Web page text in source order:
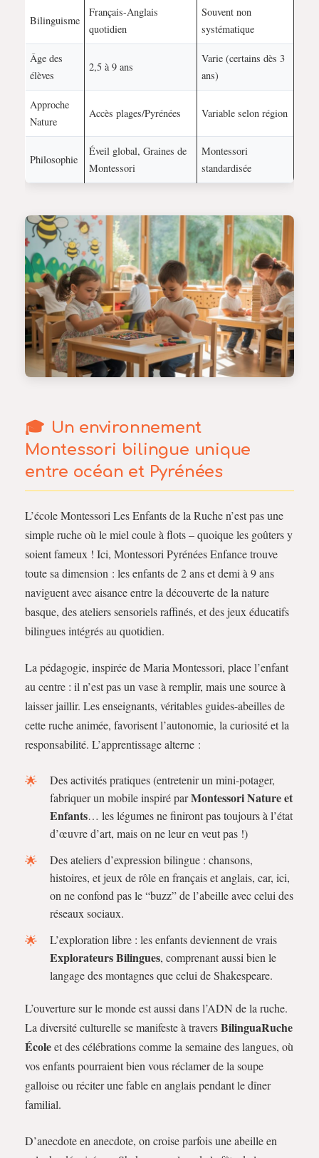
Bilinguisme
Français-Anglais
quotidien
Souvent non
systématique
Âge des
élèves
2,5 à 9 ans
Varie (certains dès 3
ans)
Approche
Nature
Accès plages/Pyrénées Variable selon région
Philosophie
Éveil global, Graines de
Montessori
Montessori
standardisée
Un environnement
Montessori bilingue unique
entre océan et Pyrénées
L’école Montessori Les Enfants de la Ruche n’est pas une
simple ruche où le miel coule à flots – quoique les goûters y
soient fameux ! Ici, Montessori Pyrénées Enfance trouve
toute sa dimension : les enfants de 2 ans et demi à 9 ans
naviguent avec aisance entre la découverte de la nature
basque, des ateliers sensoriels raffinés, et des jeux éducatifs
bilingues intégrés au quotidien.
La pédagogie, inspirée de Maria Montessori, place l’enfant
au centre : il n’est pas un vase à remplir, mais une source à
laisser jaillir. Les enseignants, véritables guides-abeilles de
cette ruche animée, favorisent l’autonomie, la curiosité et la
responsabilité. L’apprentissage alterne :
Des activités pratiques (entretenir un mini-potager,
fabriquer un mobile inspiré parMontessori Nature et
Enfants… les légumes ne finiront pas toujours à l’état
d’œuvre d’art, mais on ne leur en veut pas !)
Des ateliers d’expression bilingue : chansons,
histoires, et jeux de rôle en français et anglais, car, ici,
on ne confond pas le “buzz” de l’abeille avec celui des
réseaux sociaux.
L’exploration libre : les enfants deviennent de vrais
Explorateurs Bilingues, comprenant aussi bien le
langage des montagnes que celui de Shakespeare.
L’ouverture sur le monde est aussi dans l’ADN de la ruche.
La diversité culturelle se manifeste à traversBilinguaRuche
Écoleet des célébrations comme la semaine des langues, où
vos enfants pourraient bien vous réclamer de la soupe
galloise ou réciter une fable en anglais pendant le dîner
familial.
D’anecdote en anecdote, on croise parfois une abeille en